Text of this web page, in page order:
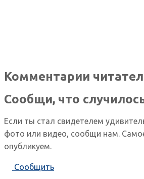
Комментарии
Сообщи, что
Если ты стал свидетелем
фото или видео, сообщи нам.
опубликуем.
Сообщить